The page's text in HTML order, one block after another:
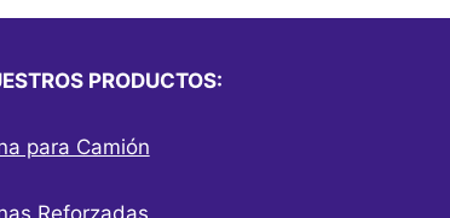
PRODUCTOS:
para Camión
Reforzadas